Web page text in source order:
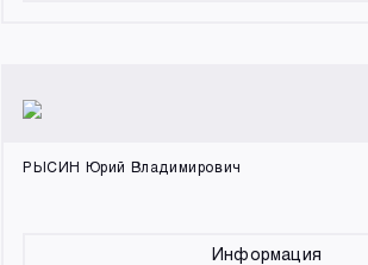
РЫСИН Юрий Владимирович
Информация